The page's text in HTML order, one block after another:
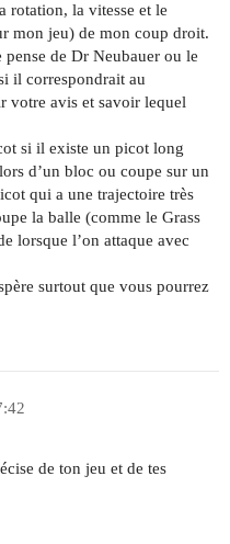
rotation, la vitesse et le
mon jeu) de mon coup droit.
pense de Dr Neubauer ou le
il correspondrait au
votre avis et savoir lequel
si il existe un picot long
d’un bloc ou coupe sur un
qui a une trajectoire très
la balle (comme le Grass
lorsque l’on attaque avec
surtout que vous pourrez
de ton jeu et de tes